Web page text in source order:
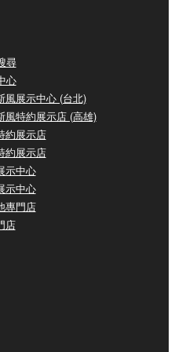
尋
心
風展示中心 (台北)
風特約展示店 (高雄)
約展示店
約展示店
示中心
示中心
專門店
店